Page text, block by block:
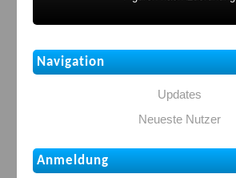
Navigation
Updates
Neueste Nutzer
Anmeldung